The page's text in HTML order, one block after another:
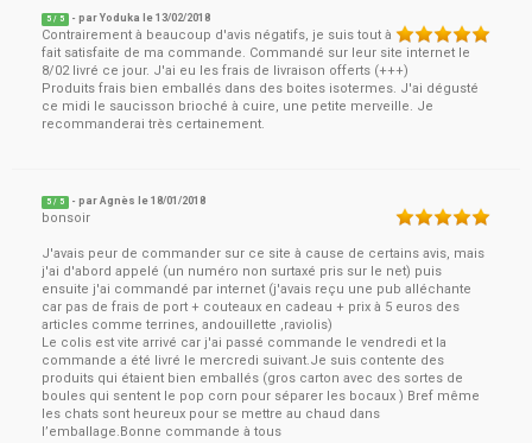
5 / 5 - parYoduka le13/02/2018
Contrairement à beaucoup d'avis négatifs, je suis tout à
fait satisfaite de ma commande. Commandé sur leur site internet le
8/02 livré ce jour. J'ai eu les frais de livraison offerts (+++)
Produits frais bien emballés dans des boites isotermes. J'ai dégusté
ce midi le saucisson brioché à cuire, une petite merveille. Je
recommanderai très certainement.
5 / 5 - parAgnès le18/01/2018
bonsoir
J'avais peur de commander sur ce site à cause de certains avis, mais
j'ai d'abord appelé (un numéro non surtaxé pris sur le net) puis
ensuite j'ai commandé par internet (j'avais reçu une pub alléchante
car pas de frais de port + couteaux en cadeau + prix à 5 euros des
articles comme terrines, andouillette ,raviolis)
Le colis est vite arrivé car j'ai passé commande le vendredi et la
commande a été livré le mercredi suivant.Je suis contente des
produits qui étaient bien emballés (gros carton avec des sortes de
boules qui sentent le pop corn pour séparer les bocaux ) Bref même
les chats sont heureux pour se mettre au chaud dans
l’emballage.Bonne commande à tous